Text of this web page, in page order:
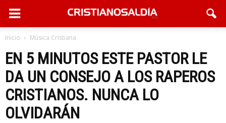
Inicio Música Cristiana
EN 5 MINUTOS ESTE PASTOR LE
DA UN CONSEJO A LOS RAPEROS
CRISTIANOS. NUNCA LO
OLVIDARÁN